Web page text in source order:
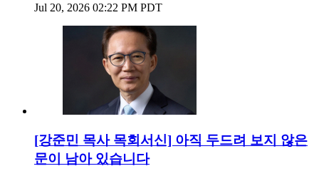
Jul 20, 2026 02:22 PM PDT
[강준민 목사 목회서신] 아직 두드려 보지 않은
문이 남아 있습니다